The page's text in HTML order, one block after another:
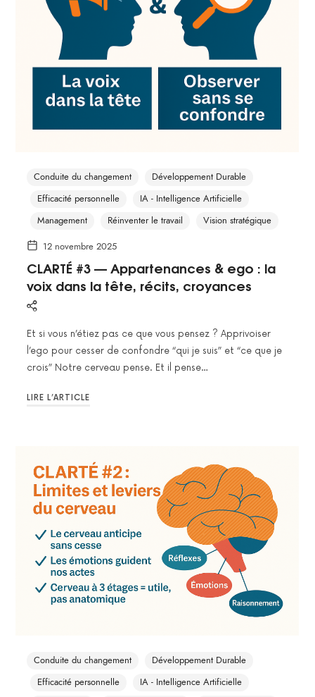
Conduite du changement
Développement Durable
Efficacité personnelle
IA - Intelligence Artificielle
Management
Réinventer le travail Vision stratégique
12 novembre 2025
CLARTÉ #3 — Appartenances & ego : la
voix dans la tête, récits, croyances
Et si vous n’étiez pas ce que vous pensez ? Apprivoiser
l’ego pour cesser de confondre “qui je suis” et “ce que je
crois” Notre cerveau pense. Et il pense…
LIRE L’ARTICLE
Conduite du changement
Développement Durable
Efficacité personnelle
IA - Intelligence Artificielle